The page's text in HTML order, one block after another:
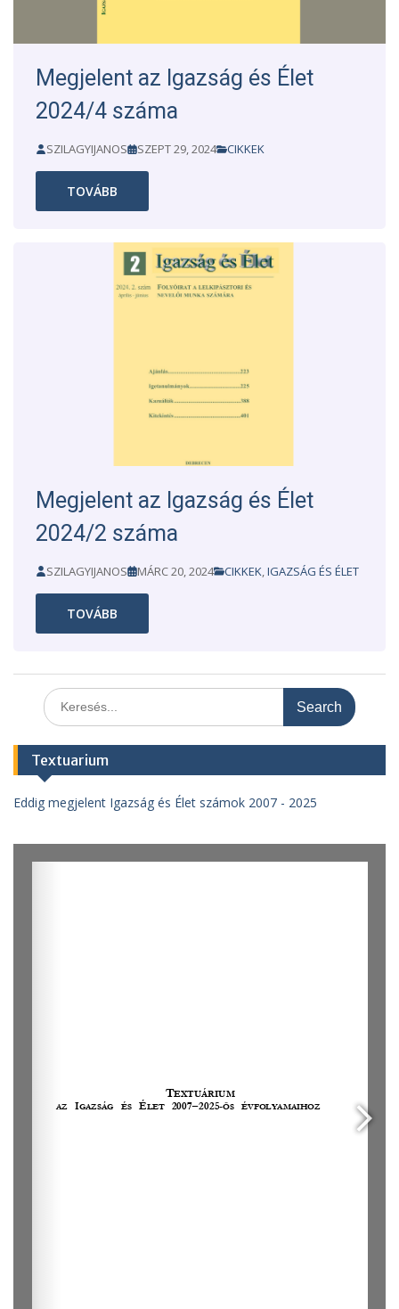
Megjelent az Igazság és Élet
2024/4 száma
SZILAGYIJANOS SZEPT 29, 2024 CIKKEK
TOVÁBB
Megjelent az Igazság és Élet
2024/2 száma
SZILAGYIJANOS MÁRC 20, 2024 CIKKEK,IGAZSÁG ÉS ÉLET
TOVÁBB
Search
for:
Textuarium
Eddig megjelent Igazság és Élet számok 2007 - 2025